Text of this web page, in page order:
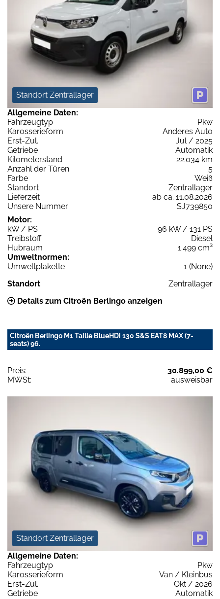
Standort Zentrallager
Allgemeine Daten:
Fahrzeugtyp
Pkw
Karosserieform
Anderes Auto
Erst-Zul.
Jul / 2025
Getriebe
Automatik
Kilometerstand
22.034 km
Anzahl der Türen
5
Farbe
Weiß
Standort
Zentrallager
Lieferzeit
ab ca. 11.08.2026
Unsere Nummer
SJ739850
Motor:
kW / PS
96 kW / 131 PS
Treibstoff
Diesel
Hubraum
1.499 cm³
Umweltnormen:
Umweltplakette
1 (None)
Standort
Zentrallager
Details zum Citroën Berlingo anzeigen
Citroën Berlingo M1 Taille BlueHDi 130 S&S EAT8 MAX (7-
seats) 96.
Preis:
30.899,00 €
MWSt:
ausweisbar
Standort Zentrallager
Allgemeine Daten:
Fahrzeugtyp
Pkw
Karosserieform
Van / Kleinbus
Erst-Zul.
Okt / 2026
Getriebe
Automatik